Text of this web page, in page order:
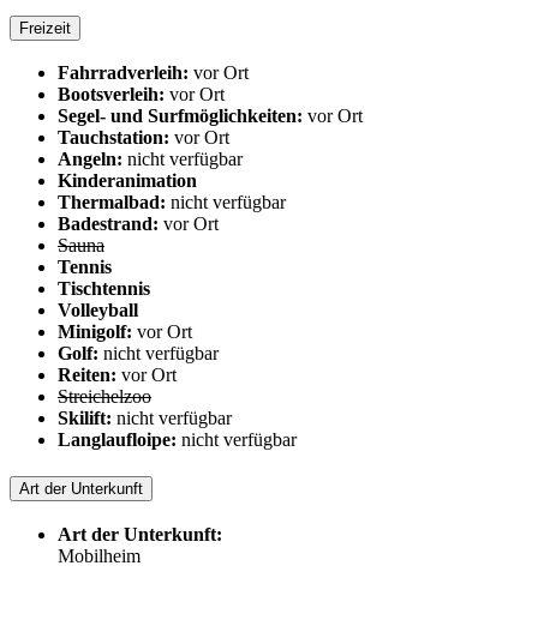
Freizeit
Fahrradverleih: vor Ort
Bootsverleih: vor Ort
Segel- und Surfmöglichkeiten: vor Ort
Tauchstation: vor Ort
Angeln: nicht verfügbar
Kinderanimation
Thermalbad: nicht verfügbar
Badestrand: vor Ort
Sauna
Tennis
Tischtennis
Volleyball
Minigolf: vor Ort
Golf: nicht verfügbar
Reiten: vor Ort
Streichelzoo
Skilift: nicht verfügbar
Langlaufloipe: nicht verfügbar
Art der Unterkunft
Art der Unterkunft:
Mobilheim